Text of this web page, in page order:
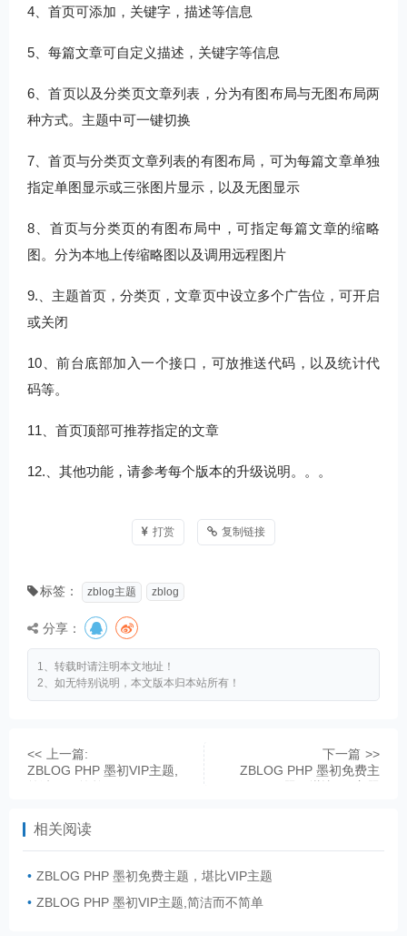
4、首页可添加，关键字，描述等信息
5、每篇文章可自定义描述，关键字等信息
6、首页以及分类页文章列表，分为有图布局与无图布局两
种方式。主题中可一键切换
7、首页与分类页文章列表的有图布局，可为每篇文章单独
指定单图显示或三张图片显示，以及无图显示
8、首页与分类页的有图布局中，可指定每篇文章的缩略
图。分为本地上传缩略图以及调用远程图片
9.、主题首页，分类页，文章页中设立多个广告位，可开启
或关闭
10、前台底部加入一个接口，可放推送代码，以及统计代
码等。
11、首页顶部可推荐指定的文章
12.、其他功能，请参考每个版本的升级说明。。。
打赏 复制链接
标签： zblog主题 zblog
分享：
1、转载时请注明本文地址！
2、如无特别说明，本文版本归本站所有！
上一篇:
ZBLOG PHP 墨初VIP主题,
下一篇
ZBLOG PHP 墨初免费主
相关阅读
ZBLOG PHP 墨初免费主题，堪比VIP主题
ZBLOG PHP 墨初VIP主题,简洁而不简单